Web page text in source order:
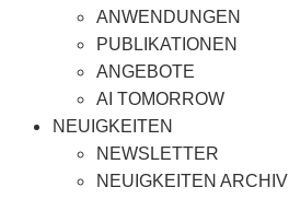
ANWENDUNGEN
PUBLIKATIONEN
ANGEBOTE
AI TOMORROW
NEUIGKEITEN
NEWSLETTER
NEUIGKEITEN ARCHIV